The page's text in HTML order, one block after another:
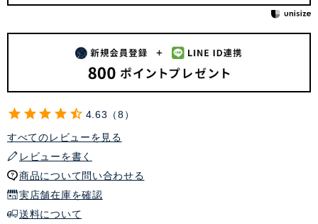
4.63
8
すべてのレビューを見る
レビューを書く
商品について問い合わせる
実店舗在庫を確認
送料について